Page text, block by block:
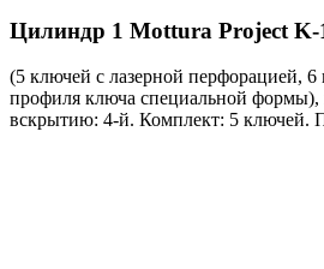
Цилиндр 1 Mottura Project K-
(5 ключей с лазерной перфорацией,
профиля ключа специальной формы),
вскрытию: 4-й. Комплект: 5 ключей.